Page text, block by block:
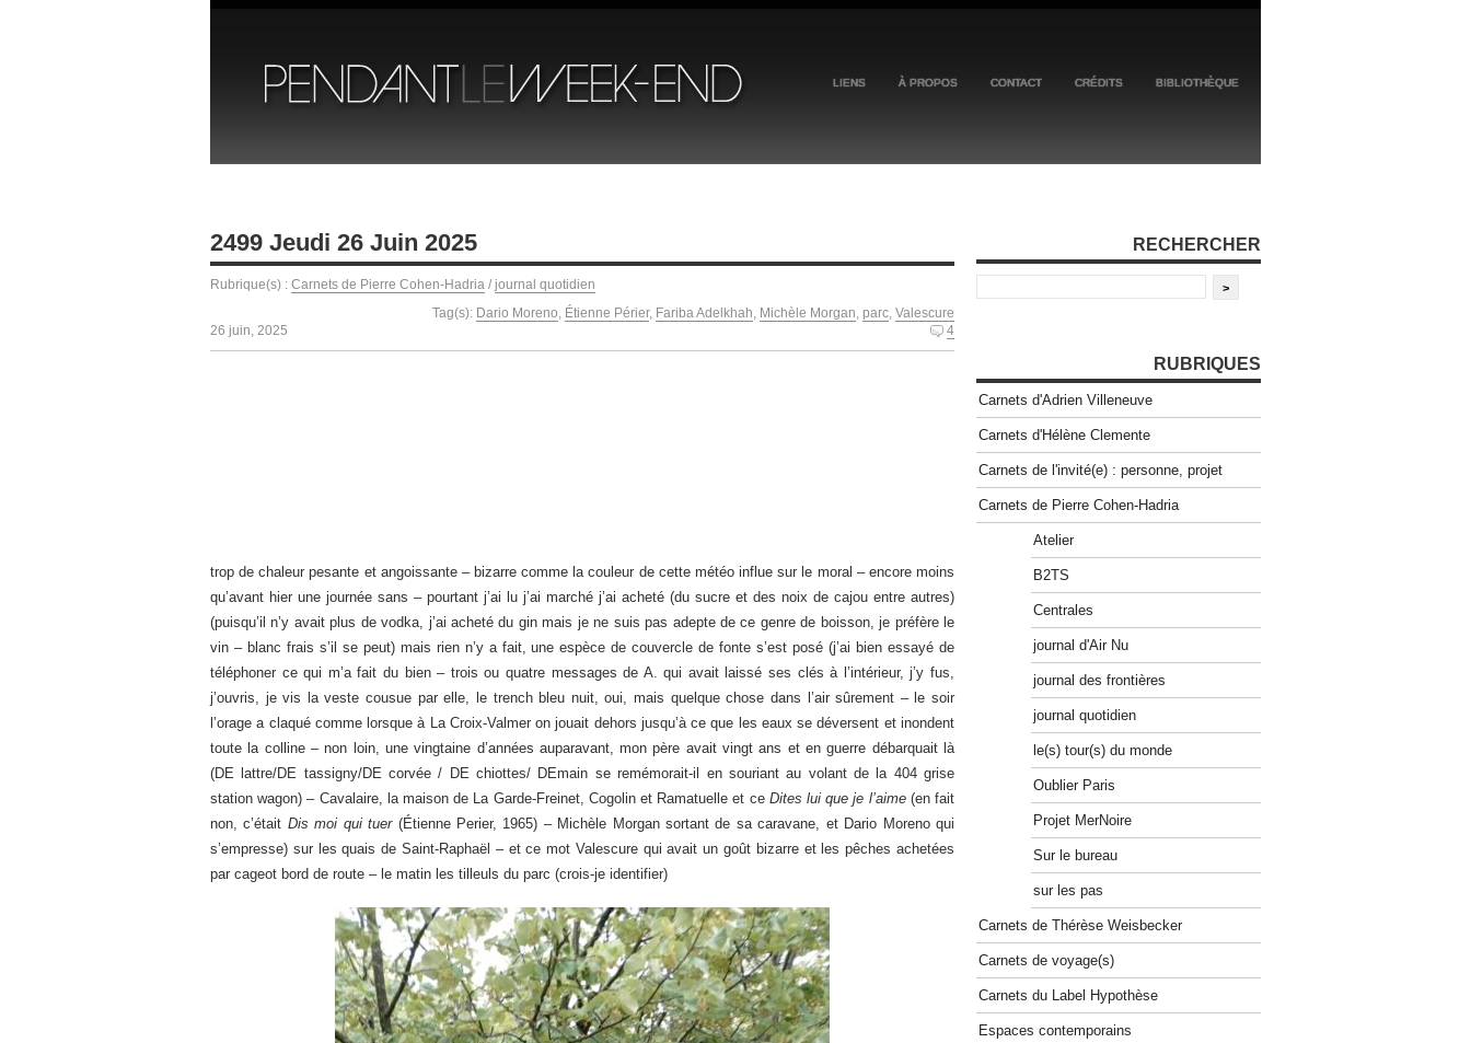
LIENS À PROPOS CONTACT CRÉDITS BIBLIOTHÈQUE
2499 Jeudi 26 Juin 2025
Rubrique(s) : Carnets de Pierre Cohen-Hadria / journal quotidien
Tag(s): Dario Moreno, Étienne Périer, Fariba Adelkhah, Michèle Morgan, parc, Valescure
26 juin, 2025
4
trop de chaleur pesante et angoissante – bizarre comme la couleur de cette météo influe sur le moral – encore moins
qu’avant hier une journée sans – pourtant j’ai lu j’ai marché j’ai acheté (du sucre et des noix de cajou entre autres)
(puisqu’il n’y avait plus de vodka, j’ai acheté du gin mais je ne suis pas adepte de ce genre de boisson, je préfère le
vin – blanc frais s’il se peut) mais rien n’y a fait, une espèce de couvercle de fonte s’est posé (j’ai bien essayé de
téléphoner ce qui m’a fait du bien – trois ou quatre messages de A. qui avait laissé ses clés à l’intérieur, j’y fus,
j’ouvris, je vis la veste cousue par elle, le trench bleu nuit, oui, mais quelque chose dans l’air sûrement – le soir
l’orage a claqué comme lorsque à La Croix-Valmer on jouait dehors jusqu’à ce que les eaux se déversent et inondent
toute la colline – non loin, une vingtaine d’années auparavant, mon père avait vingt ans et en guerre débarquait là
(DE lattre/DE tassigny/DE corvée / DE chiottes/ DEmain se remémorait-il en souriant au volant de la 404 grise
station wagon) – Cavalaire, la maison de La Garde-Freinet, Cogolin et Ramatuelle et ce Dites lui que je l’aime(en fait
non, c’était Dis moi qui tuer (Étienne Perier, 1965) – Michèle Morgan sortant de sa caravane, et Dario Moreno qui
s’empresse) sur les quais de Saint-Raphaël – et ce mot Valescure qui avait un goût bizarre et les pêches achetées
par cageot bord de route – le matin les tilleuls du parc (crois-je identifier)
RECHERCHER
RUBRIQUES
Carnets d'Adrien Villeneuve
Carnets d'Hélène Clemente
Carnets de l'invité(e) : personne, projet
Carnets de Pierre Cohen-Hadria
Atelier
B2TS
Centrales
journal d'Air Nu
journal des frontières
journal quotidien
le(s) tour(s) du monde
Oublier Paris
Projet MerNoire
Sur le bureau
sur les pas
Carnets de Thérèse Weisbecker
Carnets de voyage(s)
Carnets du Label Hypothèse
Espaces contemporains